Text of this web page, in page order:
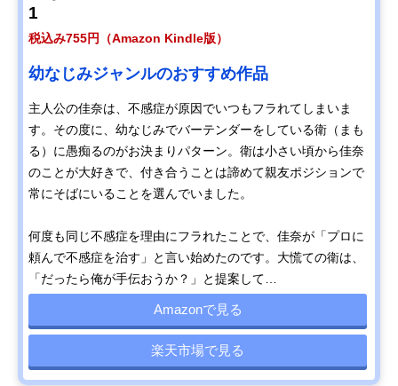
1
税込み755円（Amazon Kindle版）
幼なじみジャンルのおすすめ作品
主人公の佳奈は、不感症が原因でいつもフラれてしまいま
す。その度に、幼なじみでバーテンダーをしている衛（まも
る）に愚痴るのがお決まりパターン。衛は小さい頃から佳奈
のことが大好きで、付き合うことは諦めて親友ポジションで
常にそばにいることを選んでいました。
何度も同じ不感症を理由にフラれたことで、佳奈が「プロに
頼んで不感症を治す」と言い始めたのです。大慌ての衛は、
「だったら俺が手伝おうか？」と提案して…
Amazonで見る
楽天市場で見る